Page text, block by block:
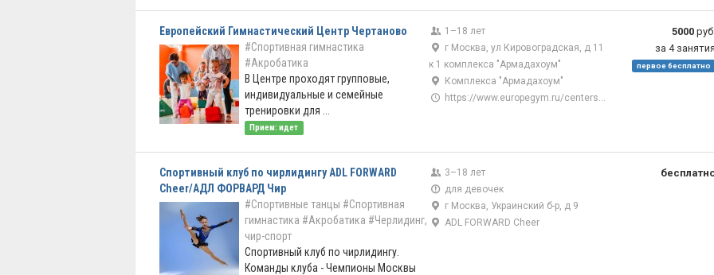
Европейский Гимнастический Центр Чертаново
#Спортивная гимнастика
#Акробатика
В Центре проходят групповые,
индивидуальные и семейные
тренировки для ...
Прием: идет
1–18 лет
г Москва, ул Кировоградская, д 11
к 1 комплекса "Армадахоум"
Комплекса "Армадахоум"
https://www.europegym.ru/centers/chertanovogym.html
5000
за 4
первое бесплатно
Спортивный клуб по чирлидингу ADL FORWARD
Cheer/АДЛ ФОРВАРД Чир
#Спортивные танцы #Спортивная
гимнастика #Акробатика #Черлидинг,
чир-спорт
Спортивный клуб по чирлидингу.
Команды клуба - Чемпионы Москвы
3–18 лет
для девочек
г Москва, Украинский б-р, д 9
ADL FORWARD Cheer